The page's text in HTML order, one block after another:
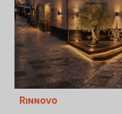
Rinnovo